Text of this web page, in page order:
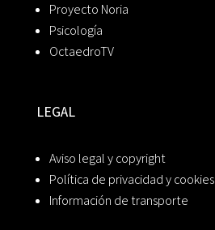
Proyecto Noria
Psicología
OctaedroTV
LEGAL
Aviso legal y copyright
Política de privacidad y cookies
Información de transporte